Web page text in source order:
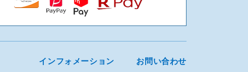
インフォメーション お問い合わせ